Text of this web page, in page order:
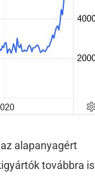
alapanyagért
továbbra is